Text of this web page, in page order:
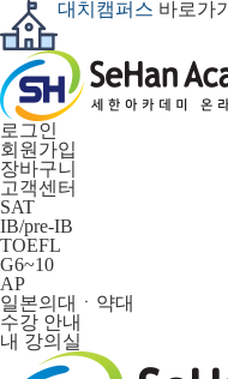
대치캠퍼스 바로가기
로그인
회원가입
장바구니
고객센터
SAT
IB/pre-IB
TOEFL
G6~10
AP
일본의대ㆍ약대
수강 안내
내 강의실